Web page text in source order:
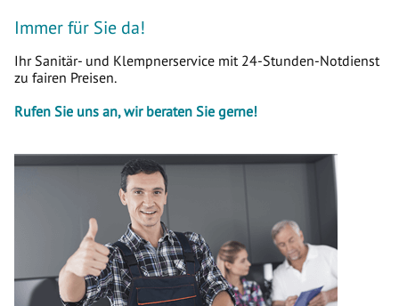
Immer für Sie da!
Ihr Sanitär- und Klempnerservice mit 24-Stunden-Notdienst
zu fairen Preisen.
Rufen Sie uns an, wir beraten Sie gerne!